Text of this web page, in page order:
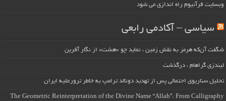
وبسایت قرآنیوم راه اندازی می شود
سیاسی – آکادمی رابعی
شگفت آن‌که هرمز به نقش زمین ، نماید چو «هشت» از نگار آفرین
لیندزی گراهام ، درگذشت
تحلیل سناریوی احتمالی پس از تهدید دونالد ترامپ به خاطر ترورعلیه ایران
The Geometric Reinterpretation of the Divine Name “Allah”: From Calligraphy